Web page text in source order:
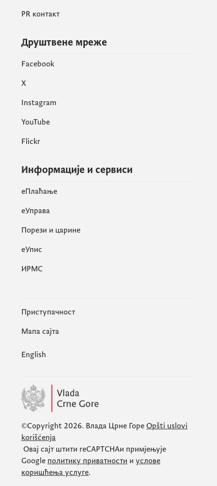
PR контакт
Друштвене мреже
Facebook
X
Instagram
YouTube
Flickr
Информације и сервиси
eПлаћање
еУправа
Порези и царине
eУпис
ИРМС
Приступачност
Мапа сајта
English
©Copyright 2026. Влада Црне Горе Opšti uslovi
korišćenja
Овај сајт штити reCAPTCHAи примјењује
Google политику приватности и услове
коришћења услуге.